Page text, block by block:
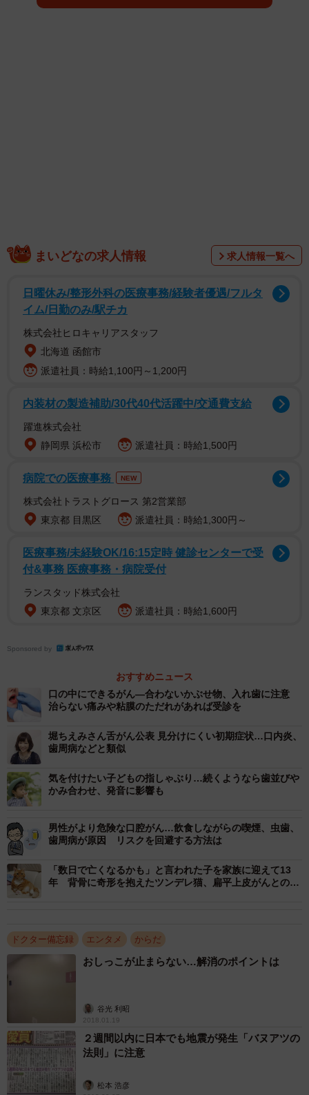
患者さんの苦しみは「筆舌に尽くしがたい」という言葉で
て用います。
顎の骨を切除すると歯もなくなり、かむことが難しくな
りますね。特に上顎の骨を切除して鼻と口がつながってし
まうと、話せないほか、口の中のものが簡単に鼻に入った
り、ストローで飲み物を吸うことができなくなったりしま
す。「顎義歯」（がくぎし）は歯だけでなく顎の骨も補う
し、会話や食事ができるように働きます。
が失われた時に、人工の目や皮膚などで顔のつくりを補う
状態や眼球の内部、複雑な耳の形などが忠実に再現されま
す。顔の一部を失った患者さんに対し、エピテーゼは外見
や機能の改善のみならず、患者さんの気持ちの回復も目指
す、本当に大きな意味を持つ装置です。
これらの装置は歯科技工士が製作します。彼らの高い、
精巧な技術が装置を通し、患者さんお一人お一人の「生き
る力」を、そして医療を支えています。
まいどなの求人情報 求人情報一覧へ
日曜休み/整形外科の医療事務/経験者優遇/フルタ
イム/日勤のみ/駅チカ
株式会社ヒロキャリアスタッフ
北海道 函館市
派遣社員：時給1,100円～1,200円
内装材の製造補助/30代40代活躍中/交通費支給
躍進株式会社
静岡県 浜松市
派遣社員：時給1,500円
病院での医療事務 NEW
株式会社トラストグロース 第2営業部
東京都 目黒区
派遣社員：時給1,300円～
医療事務/未経験OK/16:15定時 健診センターで受
付&事務 医療事務・病院受付
ランスタッド株式会社
東京都 文京区
派遣社員：時給1,600円
Sponsored by
おすすめニュース
口の中にできるがん―合わないかぶせ物、入れ歯に注意
治らない痛みや粘膜のただれがあれば受診を
堀ちえみさん舌がん公表 見分けにくい初期症状…口内炎、
歯周病などと類似
気を付けたい子どもの指しゃぶり…続くようなら歯並びや
かみ合わせ、発音に影響も
男性がより危険な口腔がん…飲食しながらの喫煙、虫歯、
歯周病が原因 リスクを回避する方法は
「数日で亡くなるかも」と言われた子を家族に迎えて13
年 背骨に奇形を抱えたツンデレ猫、扁平上皮がんとの闘
ドクター備忘録 エンタメ からだ
おしっこが止まらない…解消のポイントは
谷光 利昭
2018.01.19
２週間以内に日本でも地震が発生「バヌアツの
法則」に注意
松本 浩彦